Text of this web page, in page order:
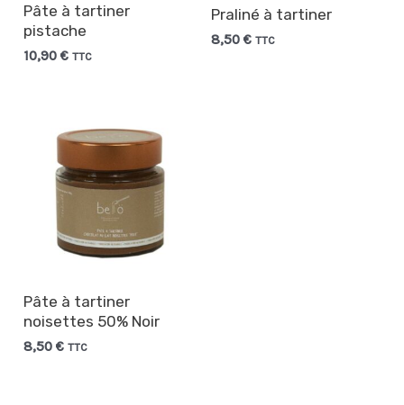
Pâte à tartiner
pistache
10,90€ TTC
Praliné à tartiner
8,50 € TTC
Pâte à tartiner
noisettes 50% Noir
8,50€ TTC